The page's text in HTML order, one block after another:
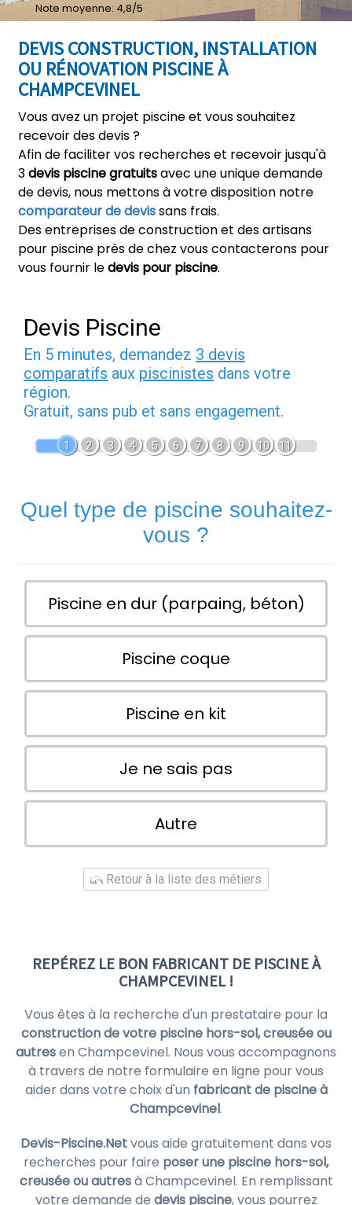
DEVIS CONSTRUCTION, INSTALLATION
OU RÉNOVATION PISCINE À
CHAMPCEVINEL
Vous avez un projet piscine et vous souhaitez
recevoir des devis ?
Afin de faciliter vos recherches et recevoir jusqu'à
3devis piscine gratuitsavec une unique demande
de devis, nous mettons à votre disposition notre
comparateur de devissans frais.
Des entreprises de construction et des artisans
pour piscine près de chez vous contacterons pour
vous fournir ledevis pour piscine.
Note moyenne: 4,8/5
Devis Piscine
En 5 minutes, demandez 3 devis
comparatifs aux piscinistes dans votre
région.
Gratuit, sans pub et sans engagement.
1 2 3 4 5 6 7 8 9 10 11
Quel type de piscine souhaitez-
vous ?
Piscine en dur (parpaing, béton)
Piscine coque
Piscine en kit
Je ne sais pas
Autre
Retour à la liste des métiers
REPÉREZ LE BON FABRICANT DE PISCINE À
CHAMPCEVINEL !
Vous êtes à la recherche d'un prestataire pour la
construction de votre piscine hors-sol, creusée ou
autresen Champcevinel. Nous vous accompagnons
à travers de notre formulaire en ligne pour vous
aider dans votre choix d'un fabricant de piscine à
Champcevinel.
Devis-Piscine.Netvous aide gratuitement dans vos
recherches pour faire poser une piscine hors-sol,
creusée ou autresà Champcevinel. En remplissant
votre demande de devis piscine, vous pourrez